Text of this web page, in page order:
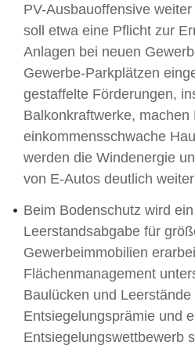
PV-Ausbauoffensive
soll etwa eine Pflicht zur
Anlagen bei neuen
Gewerbe-Parkplätzen
gestaffelte Förderungen,
Balkonkraftwerke,
einkommensschwache
werden die Windenergie
von E-Autos deutlich
Beim Bodenschutz wird
Leerstandsabgabe für
Gewerbeimmobilien
Flächenmanagement
Baulücken und
Entsiegelungsprämie und
Entsiegelungswettbewerb